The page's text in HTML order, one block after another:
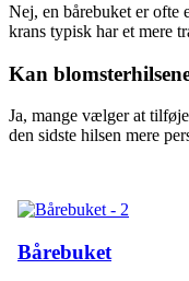
Nej, en bårebuket er ofte
krans typisk har et mere
Kan
Ja, mange vælger at
den sidste hilsen mere
Bårebuket